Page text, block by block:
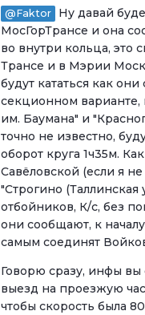
@Faktor
Ну давай
МосГорТрансе и она
во внутри кольца, это
Трансе и в Мэрии
будут кататься как
секционном варианте,
им. Баумана" и
точно не известно,
оборот круга 1ч35м.
Савёловской (если я
"Строгино
отбойников, К/с, без
они сообщают, к
самым соединят
Говорю сразу, инфы вы
выезд на проезжую
чтобы скорость была